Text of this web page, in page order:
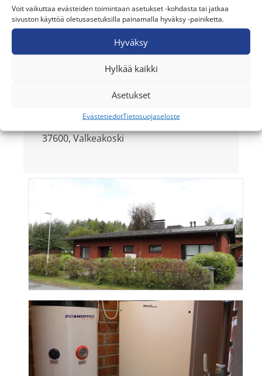
Voit vaikuttaa evästeiden toimintaan asetukset -kohdasta tai jatkaa
sivuston käyttöä oletusasetuksilla painamalla hyväksy -painiketta.
Hyväksy
Hylkää kaikki
Asetukset
EvästetiedotTietosuojaseloste
Laitteisto
GREE Versati Nordic -
ilmavesilämpöpumppu
Myynti ja asennus
Tapionkatu 5
37600, Valkeakoski